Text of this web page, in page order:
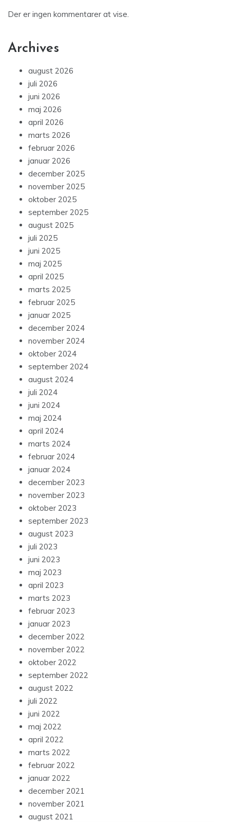
Der er ingen kommentarer at vise.
Archives
august 2026
juli 2026
juni 2026
maj 2026
april 2026
marts 2026
februar 2026
januar 2026
december 2025
november 2025
oktober 2025
september 2025
august 2025
juli 2025
juni 2025
maj 2025
april 2025
marts 2025
februar 2025
januar 2025
december 2024
november 2024
oktober 2024
september 2024
august 2024
juli 2024
juni 2024
maj 2024
april 2024
marts 2024
februar 2024
januar 2024
december 2023
november 2023
oktober 2023
september 2023
august 2023
juli 2023
juni 2023
maj 2023
april 2023
marts 2023
februar 2023
januar 2023
december 2022
november 2022
oktober 2022
september 2022
august 2022
juli 2022
juni 2022
maj 2022
april 2022
marts 2022
februar 2022
januar 2022
december 2021
november 2021
august 2021